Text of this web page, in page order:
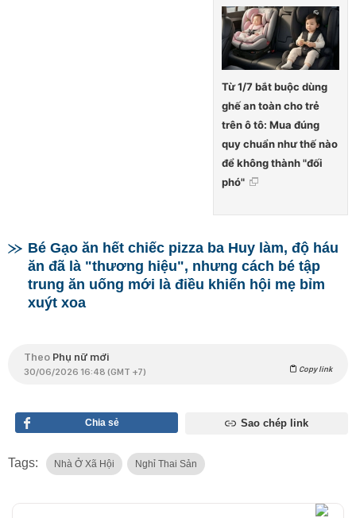
Từ 1/7 bắt buộc dùng
ghế an toàn cho trẻ
trên ô tô: Mua đúng
quy chuẩn như thế nào
để không thành "đối
phó"
Bé Gạo ăn hết chiếc pizza ba Huy làm, độ háu
ăn đã là "thương hiệu", nhưng cách bé tập
trung ăn uống mới là điều khiến hội mẹ bỉm
xuýt xoa
Theo Phụ nữ mới
30/06/2026 16:48 (GMT +7) Copy link
Chia sẻ Sao chép link
Tags: Nhà Ở Xã Hội Nghỉ Thai Sản